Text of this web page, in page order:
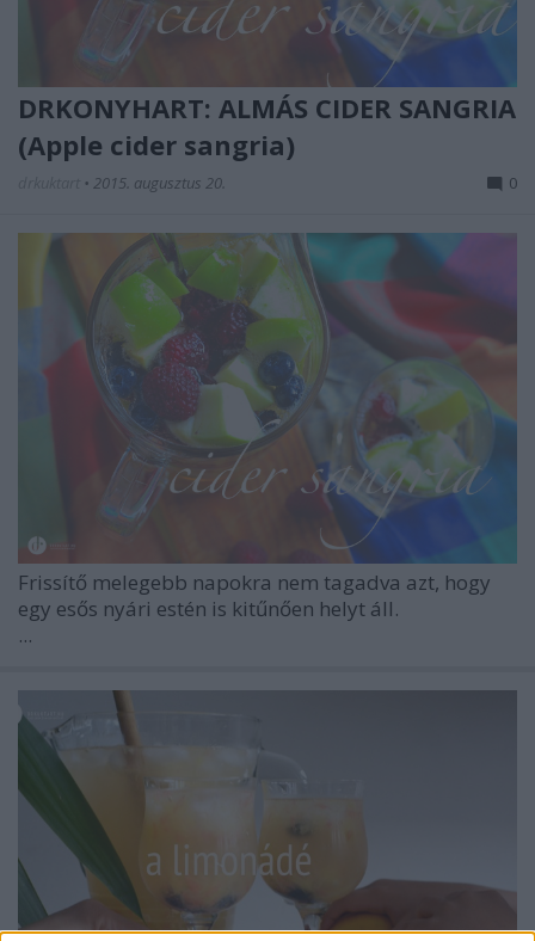
DRKONYHART: ALMÁS CIDER SANGRIA
(Apple cider sangria)
• 2015. augusztus 20. 0
Frissítő melegebb napokra nem tagadva azt, hogy
egy esős nyári estén is kitűnően helyt áll.
...